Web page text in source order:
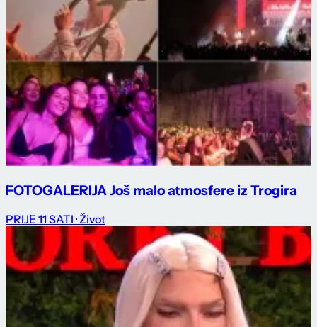
FOTOGALERIJA Još malo atmosfere iz Trogira
PRIJE 11 SATI · Život